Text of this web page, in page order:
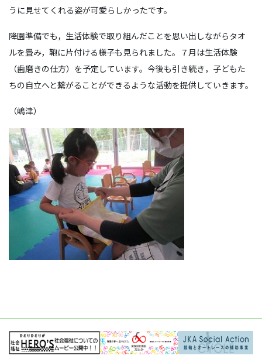
うに見せてくれる姿が可愛らしかったです。
降園準備でも，生活体験で取り組んだことを思い出しながらタオ
ルを畳み，鞄に片付ける様子も見られました。７月は生活体験
（歯磨きの仕方）を予定しています。今後も引き続き，子どもた
ちの自立へと繋がることができるような活動を提供していきます。
（嶋津）